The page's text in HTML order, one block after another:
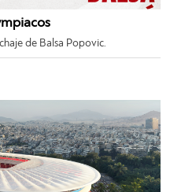
de Balsa Popovic.